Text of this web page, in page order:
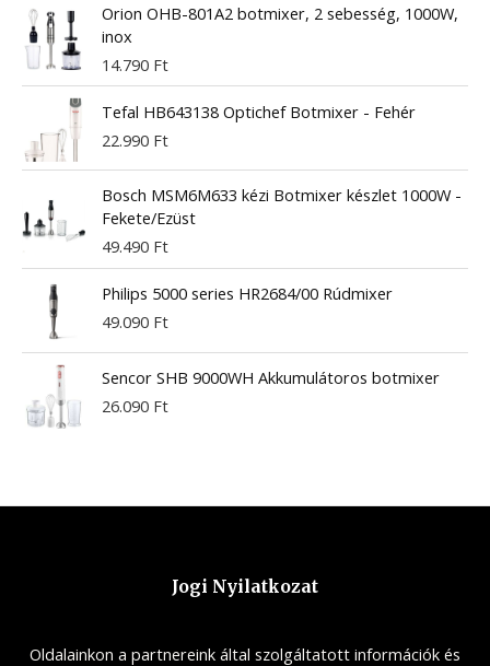
Orion OHB-801A2 botmixer, 2 sebesség, 1000W,
inox
14.790 Ft
Tefal HB643138 Optichef Botmixer - Fehér
22.990 Ft
Bosch MSM6M633 kézi Botmixer készlet 1000W -
Fekete/Ezüst
49.490 Ft
Philips 5000 series HR2684/00 Rúdmixer
49.090 Ft
Sencor SHB 9000WH Akkumulátoros botmixer
26.090 Ft
Jogi Nyilatkozat
Oldalainkon a partnereink által szolgáltatott információk és